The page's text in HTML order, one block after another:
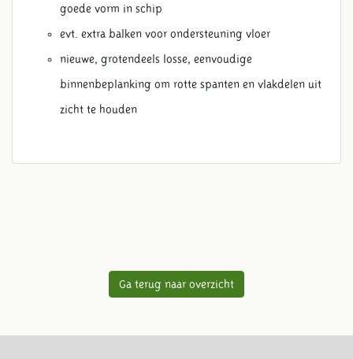
goede vorm in schip
evt. extra balken voor ondersteuning vloer
nieuwe, grotendeels losse, eenvoudige
binnenbeplanking om rotte spanten en vlakdelen uit
zicht te houden
Ga terug naar overzicht